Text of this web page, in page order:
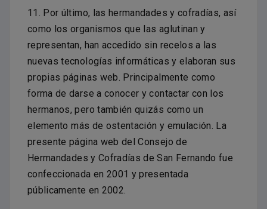
11. Por último, las hermandades y cofradías, así
como los organismos que las aglutinan y
representan, han accedido sin recelos a las
nuevas tecnologías informáticas y elaboran sus
propias páginas web. Principalmente como
forma de darse a conocer y contactar con los
hermanos, pero también quizás como un
elemento más de ostentación y emulación. La
presente página web del Consejo de
Hermandades y Cofradías de San Fernando fue
confeccionada en 2001 y presentada
públicamente en 2002.